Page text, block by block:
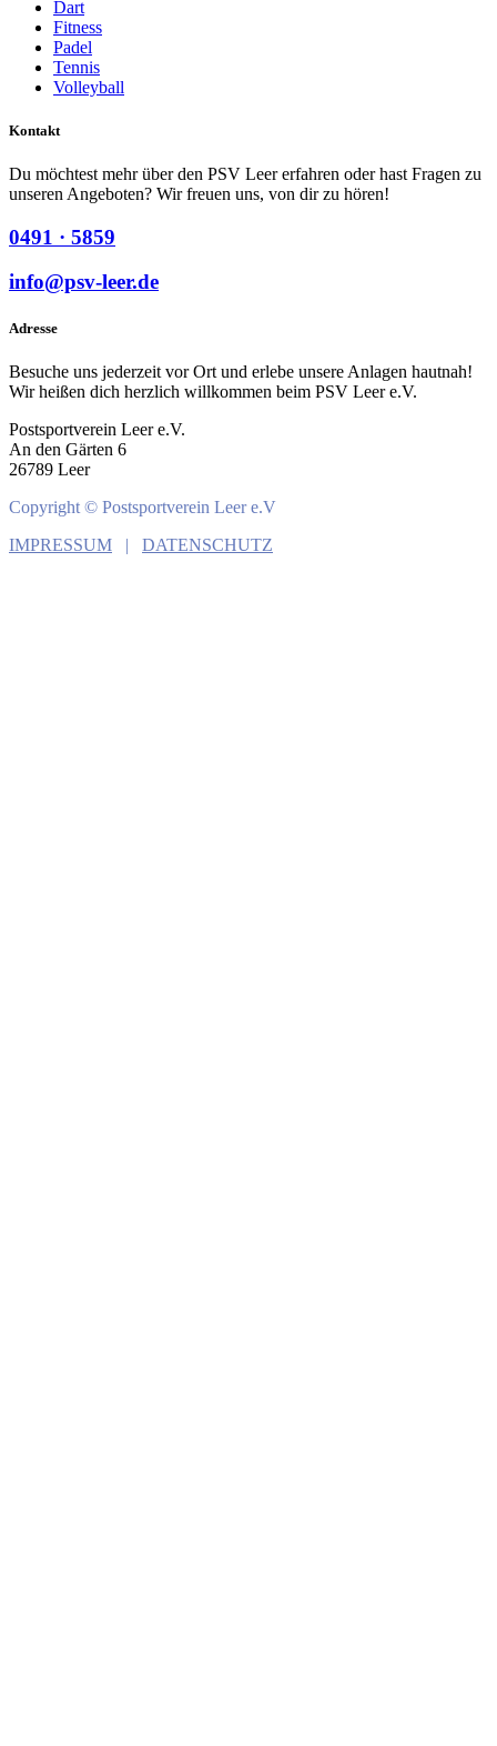
Dart
Fitness
Padel
Tennis
Volleyball
Kontakt
Du möchtest mehr über den PSV Leer erfahren oder hast Fragen zu
unseren Angeboten? Wir freuen uns, von dir zu hören!
0491 · 5859
info@psv-leer.de
Adresse
Besuche uns jederzeit vor Ort und erlebe unsere Anlagen hautnah!
Wir heißen dich herzlich willkommen beim PSV Leer e.V.
Postsportverein Leer e.V.
An den Gärten 6
26789 Leer
Copyright © Postsportverein Leer e.V
IMPRESSUM
| DATENSCHUTZ